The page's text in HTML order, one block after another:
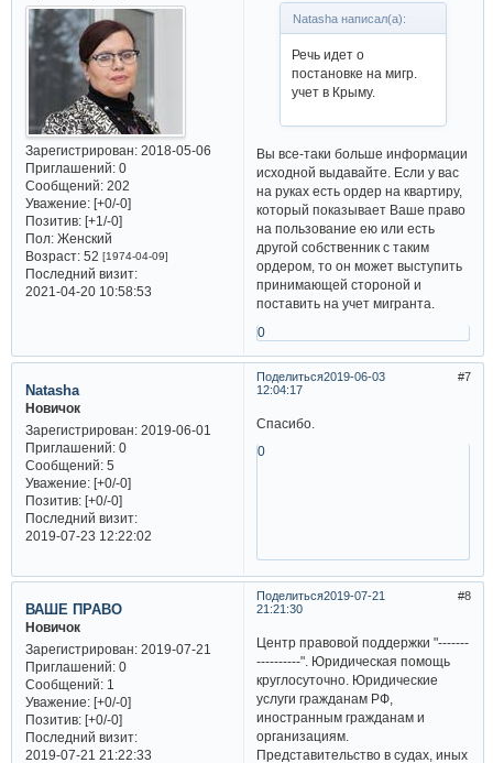
Зарегистрирован: 2018-05-06
Приглашений:0
Сообщений:202
Уважение: [+0/-0]
Позитив: [+1/-0]
Пол:Женский
Возраст:52 [1974-04-09]
Последний визит:
2021-04-20 10:58:53
Natasha написал(а):
Речь идет о
постановке на мигр.
учет в Крыму.
Вы все-таки больше информации
исходной выдавайте. Если у вас
на руках есть ордер на квартиру,
который показывает Ваше право
на пользование ею или есть
другой собственник с таким
ордером, то он может выступить
принимающей стороной и
поставить на учет мигранта.
0
Поделиться 7
2019-06-03
12:04:17
Natasha
Новичок
Зарегистрирован: 2019-06-01
Приглашений:0
Сообщений:5
Уважение: [+0/-0]
Позитив: [+0/-0]
Последний визит:
2019-07-23 12:22:02
Спасибо.
0
Поделиться 8
2019-07-21
21:21:30
ВАШЕ ПРАВО
Новичок
Зарегистрирован: 2019-07-21
Приглашений:0
Сообщений:1
Уважение: [+0/-0]
Позитив: [+0/-0]
Последний визит:
2019-07-21 21:22:33
Центр правовой поддержки "-------
----------". Юридическая помощь
круглосуточно. Юридические
услуги гражданам РФ,
иностранным гражданам и
организациям.
Представительство в судах, иных